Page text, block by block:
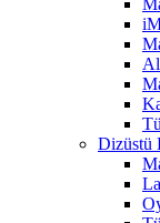
Dizüstü